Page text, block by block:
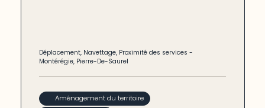
Déplacement, Navettage, Proximité des services -
Montérégie, Pierre-De-Saurel
Aménagement du territoire